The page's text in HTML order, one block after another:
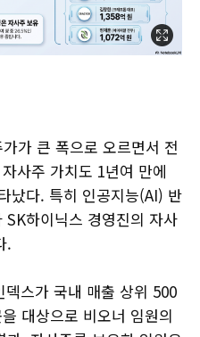
가 큰 폭으로 오르면서 전
사주 가치도 1년여 만에
났다. 특히 인공지능(AI) 반
하이닉스 경영진의 자사
.
스가 국내 매출 상위 500
대상으로 비오너 임원의